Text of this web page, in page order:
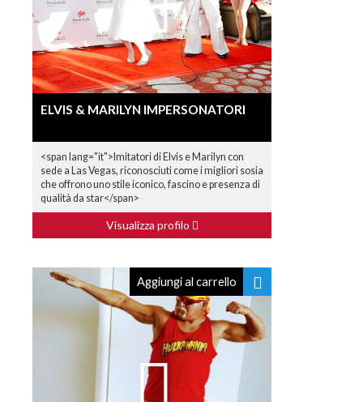
ELVIS & MARILYN IMPERSONATORI
<span lang="it">Imitatori di Elvis e Marilyn con
sede a Las Vegas, riconosciuti come i migliori sosia
che offrono uno stile iconico, fascino e presenza di
qualità da star</span>
Visualizza profilo
Aggiungi al carrello